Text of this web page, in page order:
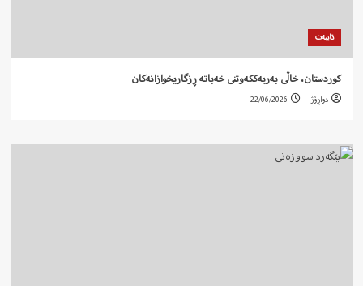
تایبەت
کوردستان، خاڵی بەریەککەوتنی خەباتە ڕزگاریخوازانەکان
دواڕۆژ 22/06/2026